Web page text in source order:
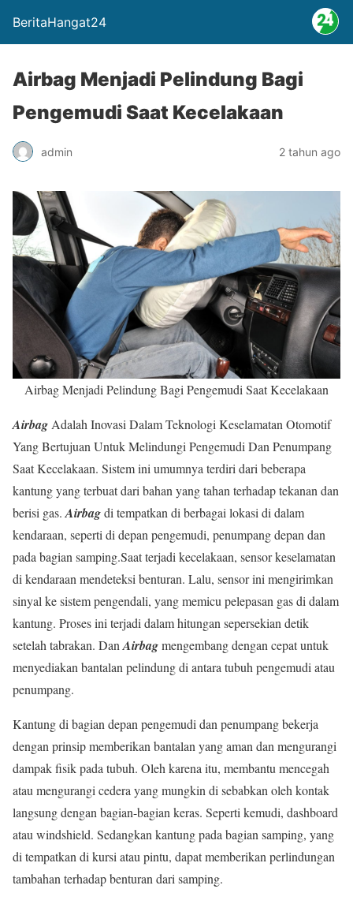
BeritaHangat24
Airbag Menjadi Pelindung Bagi
Pengemudi Saat Kecelakaan
admin 2 tahun ago
Airbag Menjadi Pelindung Bagi Pengemudi Saat Kecelakaan
Airbag Adalah Inovasi Dalam Teknologi Keselamatan Otomotif
Yang Bertujuan Untuk Melindungi Pengemudi Dan Penumpang
Saat Kecelakaan. Sistem ini umumnya terdiri dari beberapa
kantung yang terbuat dari bahan yang tahan terhadap tekanan dan
berisi gas. Airbagdi tempatkan di berbagai lokasi di dalam
kendaraan, seperti di depan pengemudi, penumpang depan dan
pada bagian samping.Saat terjadi kecelakaan, sensor keselamatan
di kendaraan mendeteksi benturan. Lalu, sensor ini mengirimkan
sinyal ke sistem pengendali, yang memicu pelepasan gas di dalam
kantung. Proses ini terjadi dalam hitungan sepersekian detik
setelah tabrakan. Dan Airbagmengembang dengan cepat untuk
menyediakan bantalan pelindung di antara tubuh pengemudi atau
penumpang.
Kantung di bagian depan pengemudi dan penumpang bekerja
dengan prinsip memberikan bantalan yang aman dan mengurangi
dampak fisik pada tubuh. Oleh karena itu, membantu mencegah
atau mengurangi cedera yang mungkin di sebabkan oleh kontak
langsung dengan bagian-bagian keras. Seperti kemudi, dashboard
atau windshield. Sedangkan kantung pada bagian samping, yang
di tempatkan di kursi atau pintu, dapat memberikan perlindungan
tambahan terhadap benturan dari samping.